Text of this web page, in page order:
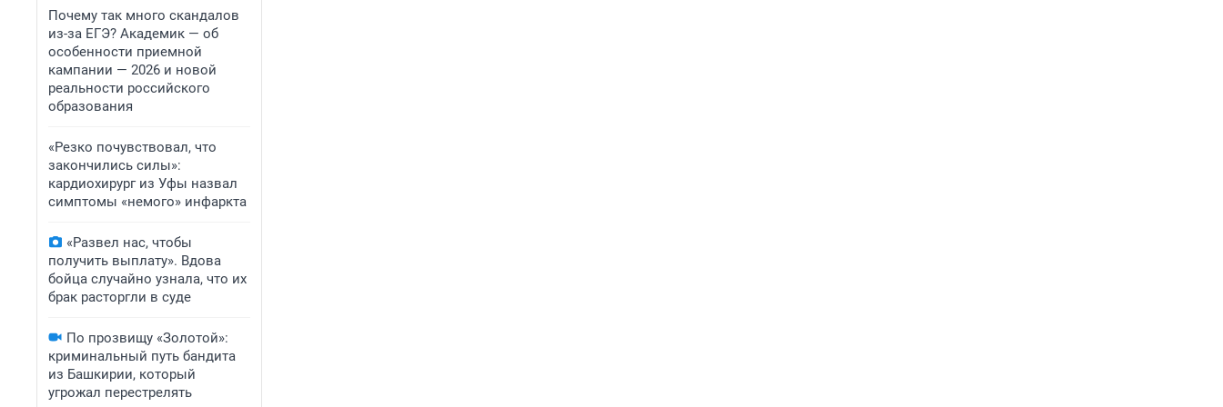
Почему так много скандалов
из-за ЕГЭ? Академик — об
особенности приемной
кампании — 2026 и новой
реальности российского
образования
«Резко почувствовал, что
закончились силы»:
кардиохирург из Уфы назвал
симптомы «немого» инфаркта
«Развел нас, чтобы
получить выплату». Вдова
бойца случайно узнала, что их
брак расторгли в суде
По прозвищу «Золотой»:
криминальный путь бандита
из Башкирии, который
угрожал перестрелять